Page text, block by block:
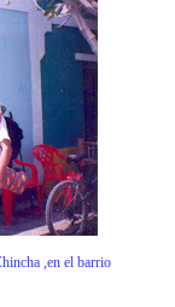
,en el barrio